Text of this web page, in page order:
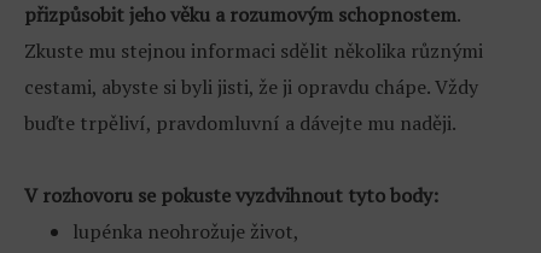
přizpůsobit jeho věku a rozumovým schopnostem.
Zkuste mu stejnou informaci sdělit několika různými
cestami, abyste si byli jisti, že ji opravdu chápe. Vždy
buďte trpěliví, pravdomluvní a dávejte mu naději.
V rozhovoru se pokuste vyzdvihnout tyto body:
lupénka neohrožuje život,